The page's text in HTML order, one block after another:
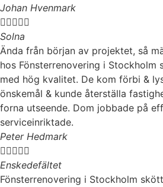
Johan Hvenmark

Solna
Ända från början av projektet, så
hos Fönsterrenovering i Stockholm
med hög kvalitet. De kom förbi &
önskemål & kunde återställa
forna utseende. Dom jobbade på
serviceinriktade.
Peter Hedmark

Enskedefältet
Fönsterrenovering i Stockholm